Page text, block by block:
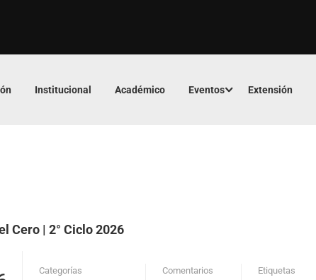
Institucional Académico Eventos Extensión
Cero | 2° Ciclo 2026
Categorías Comentarios Etiquetas